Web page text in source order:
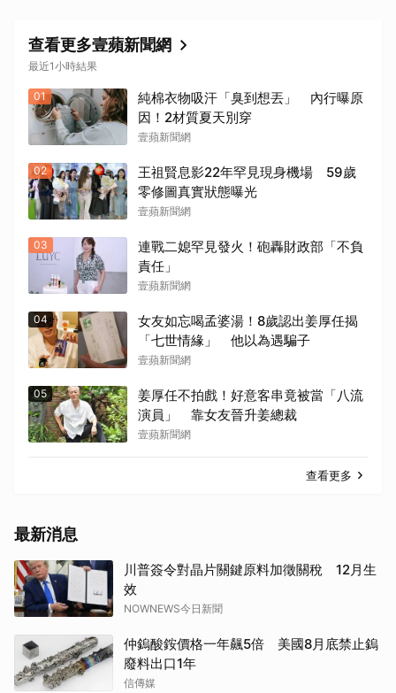
查看更多壹蘋新聞網
最近1小時結果
01
純棉衣物吸汗「臭到想丟」 內行曝原
因！2材質夏天別穿
壹蘋新聞網
02
王祖賢息影22年罕見現身機場 59歲
零修圖真實狀態曝光
壹蘋新聞網
03
連戰二媳罕見發火！砲轟財政部「不負
責任」
壹蘋新聞網
04
女友如忘喝孟婆湯！8歲認出姜厚任揭
「七世情緣」 他以為遇騙子
壹蘋新聞網
05
姜厚任不拍戲！好意客串竟被當「八流
演員」 靠女友晉升姜總裁
壹蘋新聞網
查看更多
最新消息
川普簽令對晶片關鍵原料加徵關稅 12月生
效
NOWNEWS今日新聞
仲鎢酸銨價格一年飆5倍 美國8月底禁止鎢
廢料出口1年
信傳媒